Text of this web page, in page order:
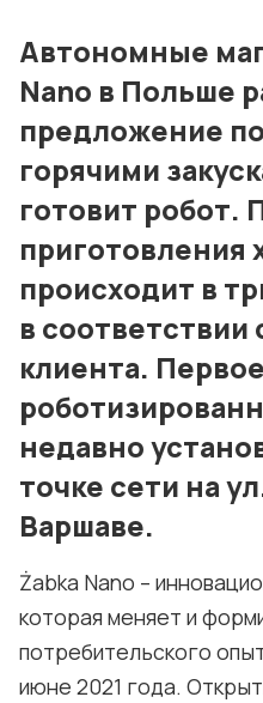
Условия
Автономные
Nano в Польше
предложение
горячими
готовит робот.
приготовления
происходит в
в соответствии
клиента.
недавно
точке сети на
Варшаве.
Żabka Nano –
которая меняет и
потребительского
июне 2021 года.